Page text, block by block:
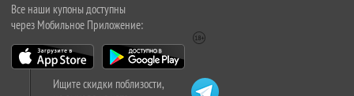
Все наши купоны доступны
через Мобильное Приложение:
Ищите скидки поблизости,